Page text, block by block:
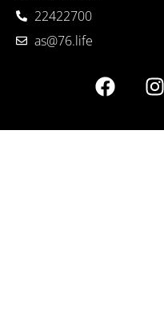
22422700
as@76.life